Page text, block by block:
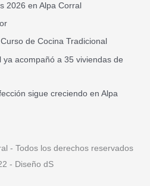
2026 en Alpa Corral
de Cocina Tradicional
ya acompañó a 35 viviendas de
sigue creciendo en Alpa
- Todos los derechos reservados
- Diseño dS